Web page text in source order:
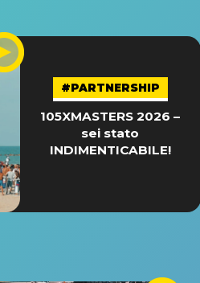
#PARTNERSHIP
105XMASTERS 2026 –
sei stato
INDIMENTICABILE!